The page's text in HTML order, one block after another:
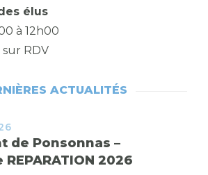
élus
à 12h00
RDV
ACTUALITÉS
de Ponsonnas –
REPARATION 2026